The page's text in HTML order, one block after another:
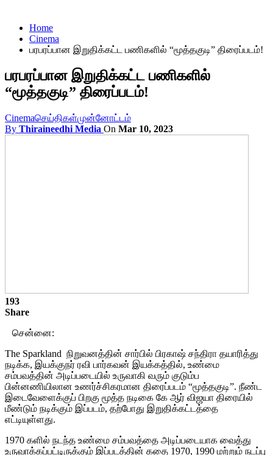
Home
Cinema
பரபரப்பான இறுதிக்கட்ட பணிகளில் “மூத்தகுடி” திரைப்படம்!
பரபரப்பான இறுதிக்கட்ட பணிகளில்
“மூத்தகுடி” திரைப்படம்!
Cinemaசெய்திகள்முன்னோட்டம்
By Thiraineedhi Media On Mar 10, 2023
193
Share
சென்னை:
The Sparkland நிறுவனத்தின் சார்பில் பிரகாஷ் சந்திரா தயாரித்து
நடிக்க, இயக்குநர் ரவி பார்கவன் இயக்கத்தில், உண்மை
சம்பவத்தின் அடிப்படையில் உருவாகி வரும் குடும்ப
பின்னணியிலான உணர்ச்சிகரமான திரைப்படம் “மூத்தகுடி”. நீண்ட
இடைவேளைக்குப் பிறகு மூத்த நடிகை கே ஆர் விஜயா திரையில்
மீண்டும் நடிக்கும் இப்படம், தற்போது இறுதிக்கட்டத்தை
எட்டியுள்ளது.
1970 களில் நடந்த உண்மை சம்பவத்தை அடிப்படையாக வைத்து
உருவாக்கப்பட்டிருக்கும் இப்படத்தின் கதை 1970, 1990 மற்றும் நடப்பு